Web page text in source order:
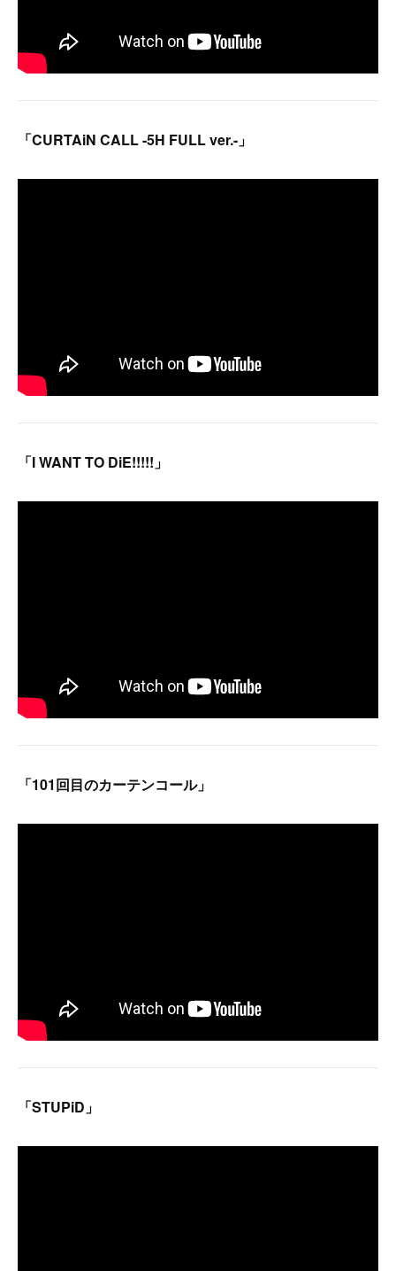
「CURTAiN CALL -5H FULL ver.-」
「I WANT TO DiE!!!!!」
「101回目のカーテンコール」
「STUPiD」